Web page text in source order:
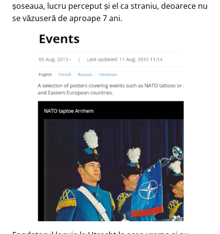
șoseaua, lucru perceput și el ca straniu, deoarece nu
se văzuseră de aproape 7 ani.